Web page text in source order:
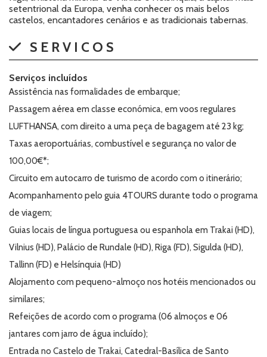
setentrional da Europa, venha conhecer os mais belos
castelos, encantadores cenários e as tradicionais tabernas.
SERVICOS
Serviços incluídos
Assistência nas formalidades de embarque;
Passagem aérea em classe económica, em voos regulares
LUFTHANSA, com direito a uma peça de bagagem até 23 kg;
Taxas aeroportuárias, combustível e segurança no valor de
100,00€*;
Circuito em autocarro de turismo de acordo com o itinerário;
Acompanhamento pelo guia 4TOURS durante todo o programa
de viagem;
Guias locais de língua portuguesa ou espanhola em Trakai (HD),
Vilnius (HD), Palácio de Rundale (HD), Riga (FD), Sigulda (HD),
Tallinn (FD) e Helsínquia (HD)
Alojamento com pequeno-almoço nos hotéis mencionados ou
similares;
Refeições de acordo com o programa (06 almoços e 06
jantares com jarro de água incluído);
Entrada no Castelo de Trakai, Catedral-Basílica de Santo